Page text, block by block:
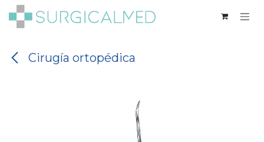
Ir al contenido
Cirugía ortopédica